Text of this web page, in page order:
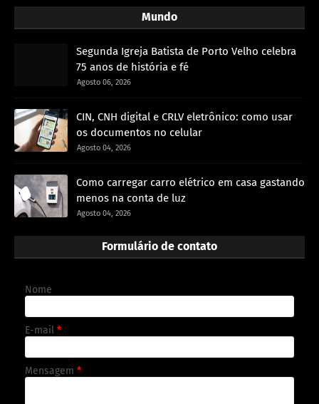
Mundo
Segunda Igreja Batista de Porto Velho celebra
75 anos de história e fé
Agosto 06, 2026
CIN, CNH digital e CRLV eletrônico: como usar
os documentos no celular
Agosto 04, 2026
Como carregar carro elétrico em casa gastando
menos na conta de luz
Agosto 04, 2026
Formulário de contato
Nome
E-mail *
Mensagem *